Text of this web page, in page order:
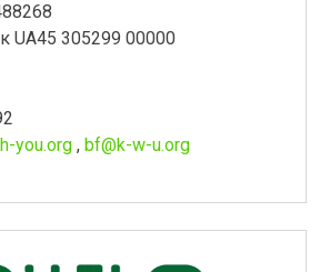
UA45 305299 00000
you.org, bf@k-w-u.org